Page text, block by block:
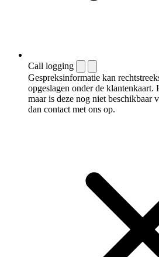
Call logging
Gespreksinformatie kan
opgeslagen onder de klantenkaart.
maar is deze nog niet beschikbaar
dan contact met ons op.